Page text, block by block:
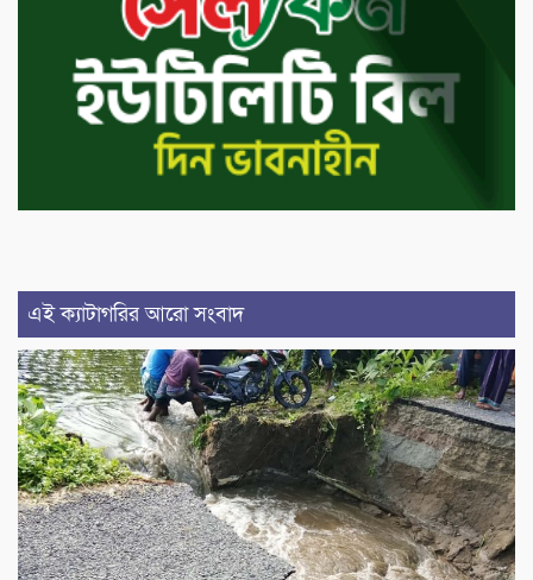
এই ক্যাটাগরির আরো সংবাদ